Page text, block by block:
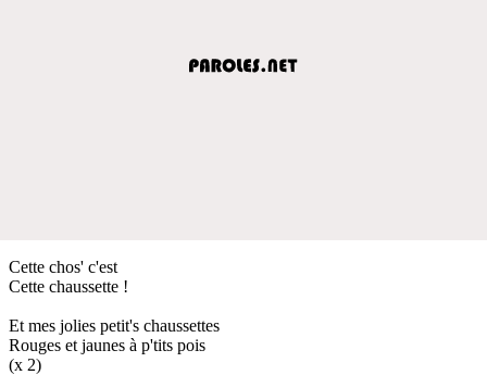
Cette chos' c'est
Cette chaussette !
Et mes jolies petit's chaussettes
Rouges et jaunes à p'tits pois
(x 2)